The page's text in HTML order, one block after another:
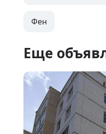
Фен
Еще